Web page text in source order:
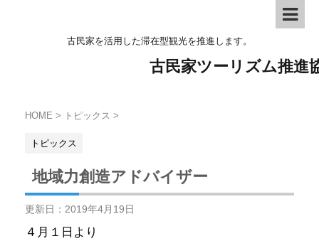
古民家を活用した滞在型観光を推進します。
古民家ツーリズム推進
HOME > トピックス >
トピックス
地域力創造アドバイザー
更新日： 2019年4月19日
４月１日より